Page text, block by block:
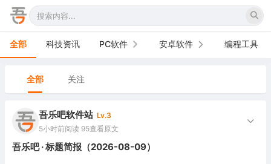
全部 科技资讯 PC软件
办公软件
图形图像
音频视频
安卓软件
手机软件
车机软件
编程工具
全部 关注
吾乐吧软件站 Lv.3
5小时前阅读 95查看原文
吾乐吧 · 标题简报（2026-08-09）